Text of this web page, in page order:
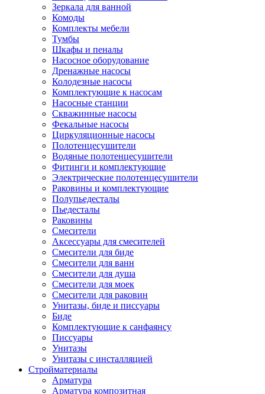
Зеркала для ванной
Комоды
Комплекты мебели
Тумбы
Шкафы и пеналы
Насосное оборудование
Дренажные насосы
Колодезные насосы
Комплектующие к насосам
Насосные станции
Скважинные насосы
Фекальные насосы
Циркуляционные насосы
Полотенцесушители
Водяные полотенцесушители
Фитинги и комплектующие
Электрические полотенцесушители
Раковины и комплектующие
Полупьедесталы
Пьедесталы
Раковины
Смесители
Аксессуары для смесителей
Смесители для биде
Смесители для ванн
Смесители для душа
Смесители для моек
Смесители для раковин
Унитазы, биде и писсуары
Биде
Комплектующие к санфаянсу
Писсуары
Унитазы
Унитазы с инсталляцией
Стройматериалы
Арматура
Арматура композитная